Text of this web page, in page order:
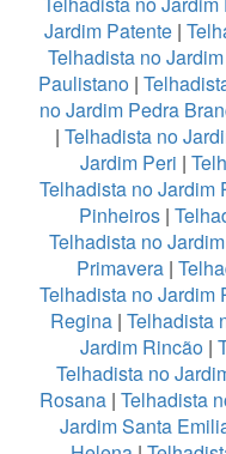
Jardim Patente|
Telhadista no
Paulistano|
no Jardim Pedra
| Telhadista no
Jardim Peri |
Telhadista no Jardim
Pinheiros |
Telhadista no
Primavera |
Telhadista no Jardim
Regina | Telhadista
Jardim Rincão|
Telhadista no
Rosana | Telhadista
Jardim Santa